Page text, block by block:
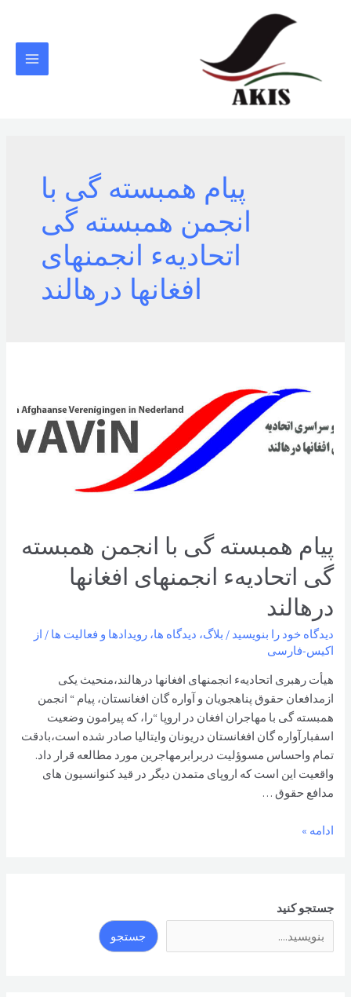
MAIN
پيام همبسته گی با
انجمن همبسته گی
اتحاديهء انجمنهای
افغانها درهالند
پيام همبسته گی با انجمن همبسته
گی اتحاديهء انجمنهای افغانها
درهالند
دیدگاه‌ خود را بنویسید / بلاگ، دیدگاه ها،رویدادها و فعالیت ها / از
اکیس-فارسی
هيأت رهبری اتحاديهء انجمنهای افغانها درهالند،منحيث يکی
ازمدافعان حقوق پناهجويان و آواره گان افغانستان، پيام “ انجمن
همبسته گی با مهاجران افغان در اروپا “را، که پيرامون وضعيت
اسفبارآواره گان افغانستان دريونان وايتاليا صادر شده است،بادقت
تمام واحساس مسوؤلیت دربرابرمهاجرین مورد مطالعه قرار داد.
واقعيت اين است که اروپای متمدن ديگر در قيد کنوانسيون های
مدافع حقوق …
پيام
انجمن
همبسته
گی
ادامه »
جستجو کنید
جستجو